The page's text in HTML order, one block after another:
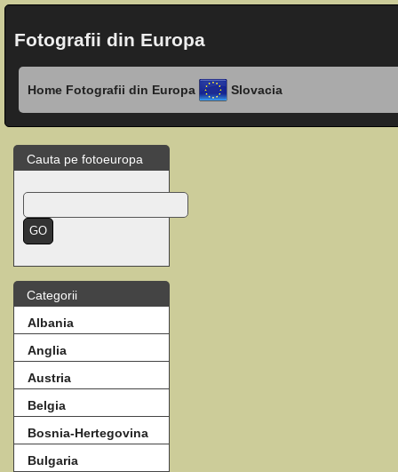
Fotografii din Europa
Home Fotografii din Europa Slovacia
Cauta pe fotoeuropa
Categorii
Albania
Anglia
Austria
Belgia
Bosnia-Hertegovina
Bulgaria